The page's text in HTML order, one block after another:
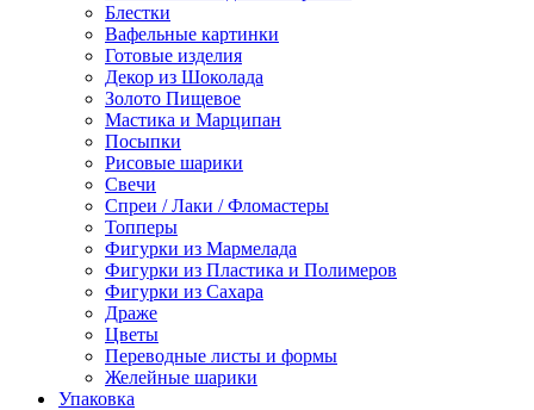
Блестки
Вафельные картинки
Готовые изделия
Декор из Шоколада
Золото Пищевое
Мастика и Марципан
Посыпки
Рисовые шарики
Свечи
Спреи / Лаки / Фломастеры
Топперы
Фигурки из Мармелада
Фигурки из Пластика и Полимеров
Фигурки из Сахара
Драже
Цветы
Переводные листы и формы
Желейные шарики
Упаковка